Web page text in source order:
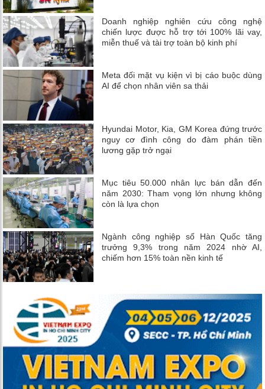
Doanh nghiệp nghiên cứu công nghệ
chiến lược được hỗ trợ tới 100% lãi vay,
miễn thuế và tài trợ toàn bộ kinh phí
Meta đối mặt vụ kiện vì bị cáo buộc dùng
AI để chọn nhân viên sa thải
Hyundai Motor, Kia, GM Korea đứng trước
nguy cơ đình công do đàm phán tiền
lương gặp trở ngại
Mục tiêu 50.000 nhân lực bán dẫn đến
năm 2030: Tham vọng lớn nhưng không
còn là lựa chọn
Ngành công nghiệp số Hàn Quốc tăng
trưởng 9,3% trong năm 2024 nhờ AI,
chiếm hơn 15% toàn nền kinh tế